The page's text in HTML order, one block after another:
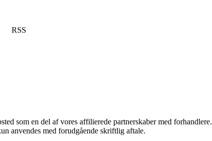
RSS
som en del af vores affilierede partnerskaber med forhandlere.
anvendes med forudgående skriftlig aftale.